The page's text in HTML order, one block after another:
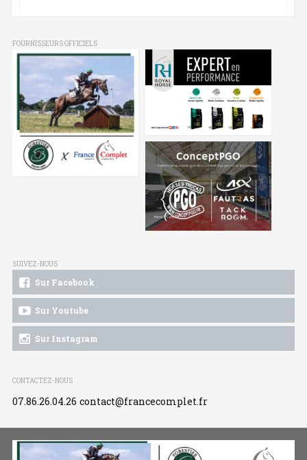
FOURNISSEURS OFFICIELS
SUIVEZ-NOUS
Sur Facebook
Sur Youtube
Sur Instagram
CONTACTEZ-NOUS
07.86.26.04.26 contact@francecomplet.fr